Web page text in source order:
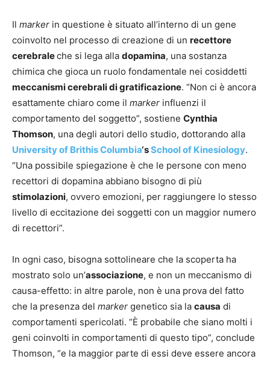
Il marker in questione è situato all’interno di un gene
coinvolto nel processo di creazione di un recettore
cerebraleche si lega alla dopamina, una sostanza
chimica che gioca un ruolo fondamentale nei cosiddetti
meccanismi cerebrali di gratificazione. “Non ci è ancora
esattamente chiaro come il marker influenzi il
comportamento del soggetto”, sostiene Cynthia
Thomson, una degli autori dello studio, dottorando alla
University of Brithis Columbia‘sSchool of Kinesiology.
“Una possibile spiegazione è che le persone con meno
recettori di dopamina abbiano bisogno di più
stimolazioni, ovvero emozioni, per raggiungere lo stesso
livello di eccitazione dei soggetti con un maggior numero
di recettori”.
In ogni caso, bisogna sottolineare che la scoperta ha
mostrato solo un’associazione, e non un meccanismo di
causa-effetto: in altre parole, non è una prova del fatto
che la presenza del marker genetico sia la causa di
comportamenti spericolati. “È probabile che siano molti i
geni coinvolti in comportamenti di questo tipo”, conclude
Thomson, “e la maggior parte di essi deve essere ancora